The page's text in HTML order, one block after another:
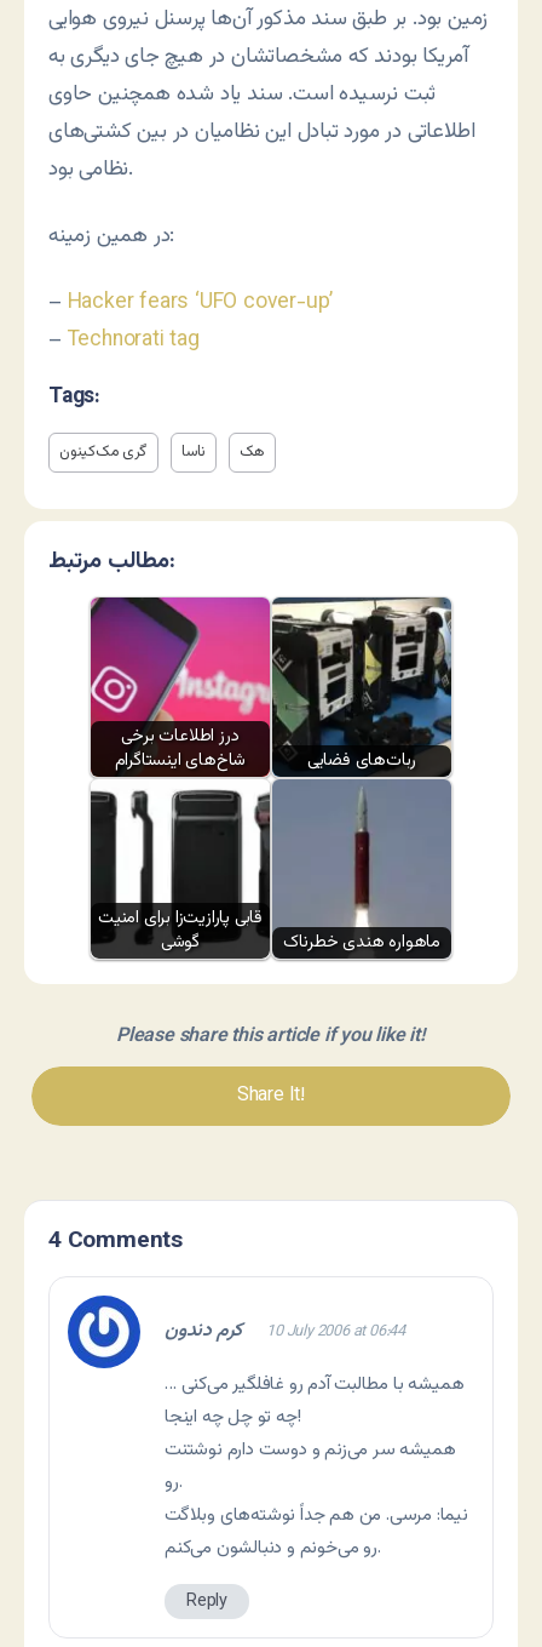
زمین بود. بر طبق سند مذکور آن‌ها پرسنل نیروی هوایی
آمریکا بودند که مشخصاتشان در هیچ جای دیگری به
ثبت نرسیده است. سند یاد شده همچنین حاوی
اطلاعاتی در مورد تبادل این نظامیان در بین کشتی‌های
نظامی بود.
در همین زمینه:
– Hacker fears ‘UFO cover-up’
– Technorati tag
Tags:
گری مک‌کینون ناسا هک
مطالب مرتبط:
درز اطلاعات برخی
شاخ‌های اینستاگرام
ربات‌های فضایی
قابی پارازیت‌زا برای امنیت
گوشی
ماهواره هندی خطرناک
Please share this article if you like it!
Share It!
4 Comments
کرم دندون 10 July 2006 at 06:44
همیشه با مطالبت آدم رو غافلگیر می‌کنی …
چه تو چل چه اینجا!
همیشه سر می‌زنم و دوست دارم نوشتنت
رو.
نيما: مرسی. من هم جداً نوشته‌های وبلاگت
رو می‌خونم و دنبالشون می‌کنم.
Reply